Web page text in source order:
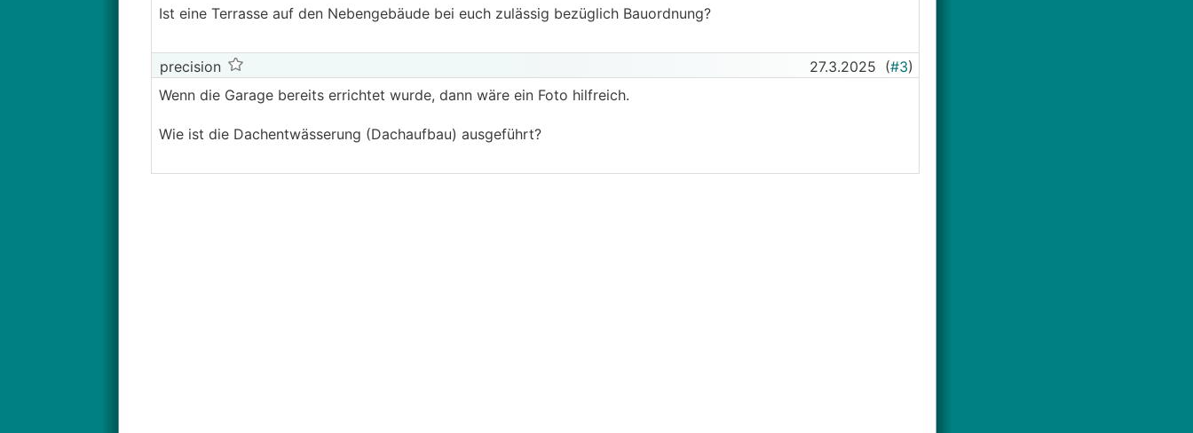
Ist eine Terrasse auf den Nebengebäude bei euch zulässig bezüglich Bauordnung?
precision 27.3.2025 (#3)
Wenn die Garage bereits errichtet wurde, dann wäre ein Foto hilfreich.
Wie ist die Dachentwässerung (Dachaufbau) ausgeführt?